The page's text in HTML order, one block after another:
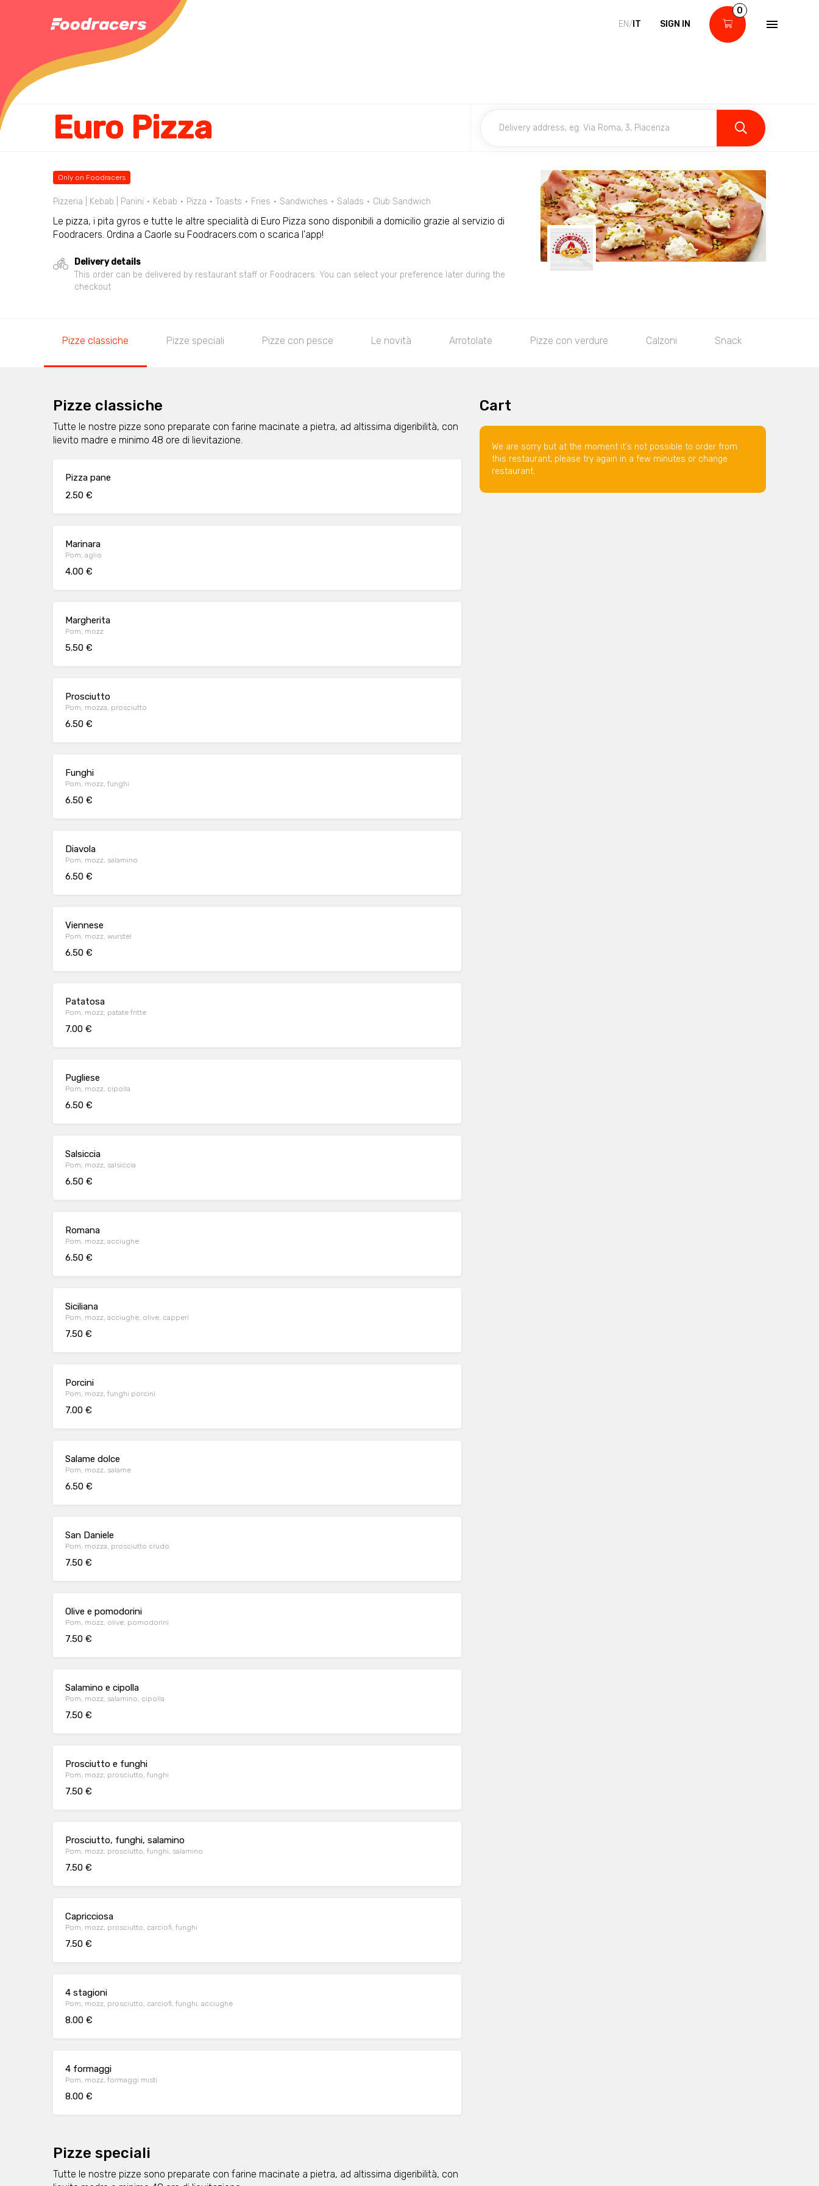
EN/ IT SIGN IN
0
Euro Pizza
Only on Foodracers
Pizzeria | Kebab | Panini Kebab Pizza Toasts Fries Sandwiches Salads Club Sandwich
Le pizza, i pita gyros e tutte le altre specialità di Euro Pizza sono disponibili a domicilio grazie al servizio di
Foodracers. Ordina a Caorle su Foodracers.com o scarica l'app!
Delivery details
This order can be delivered by restaurant staff or Foodracers. You can select your preference later during the
checkout
Pizze classiche Pizze speciali Pizze con pesce Le novità Arrotolate Pizze con verdure Calzoni Snack
Pizze classiche
Tutte le nostre pizze sono preparate con farine macinate a pietra, ad altissima digeribilità, con
lievito madre e minimo 48 ore di lievitazione.
Pizza pane
2.50 €
Marinara
Pom, aglio
4.00 €
Margherita
Pom, mozz
5.50 €
Prosciutto
Pom, mozza, prosciutto
6.50 €
Funghi
Pom, mozz, funghi
6.50 €
Diavola
Pom, mozz, salamino
6.50 €
Viennese
Pom, mozz, wurstel
6.50 €
Patatosa
Pom, mozz, patate fritte
7.00 €
Pugliese
Pom, mozz, cipolla
6.50 €
Salsiccia
Pom, mozz, salsiccia
6.50 €
Romana
Pom, mozz, acciughe
6.50 €
Siciliana
Pom, mozz, acciughe, olive, capperi
7.50 €
Porcini
Pom, mozz, funghi porcini
7.00 €
Salame dolce
Pom, mozz, salame
6.50 €
San Daniele
Pom, mozza, prosciutto crudo
7.50 €
Olive e pomodorini
Pom, mozz, olive, pomodorini
7.50 €
Salamino e cipolla
Pom, mozz, salamino, cipolla
7.50 €
Prosciutto e funghi
Pom, mozz, prosciutto, funghi
7.50 €
Prosciutto, funghi, salamino
Pom, mozz, prosciutto, funghi, salamino
7.50 €
Capricciosa
Pom, mozz, prosciutto, carciofi, funghi
7.50 €
4 stagioni
Pom, mozz, prosciutto, carciofi, funghi, acciughe
8.00 €
4 formaggi
Pom, mozz, formaggi misti
8.00 €
Pizze speciali
Tutte le nostre pizze sono preparate con farine macinate a pietra, ad altissima digeribilità, con
Cart
We are sorry but at the moment it's not possible to order from
this restaurant, please try again in a few minutes or change
restaurant.